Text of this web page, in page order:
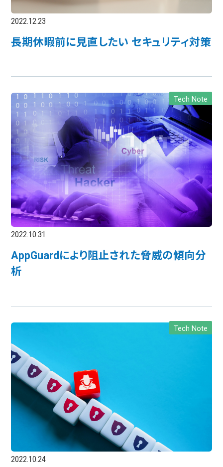
2022.12.23
長期休暇前に見直したい セキュリティ対策
Tech Note
2022.10.31
AppGuardにより阻止された脅威の傾向分
析
Tech Note
2022.10.24